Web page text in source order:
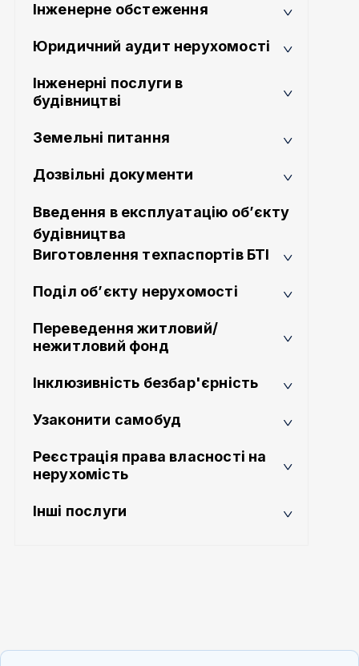
Інженерне обстеження
Юридичний аудит нерухомості
Інженерні послуги в
будівництві
Земельні питання
Дозвільні документи
Введення в експлуатацію об’єкту
будівництва
Виготовлення техпаспортів БТІ
Поділ об’єкту нерухомості
Переведення житловий/
нежитловий фонд
Інклюзивність безбар'єрність
Узаконити самобуд
Реєстрація права власності на
нерухомість
Інші послуги